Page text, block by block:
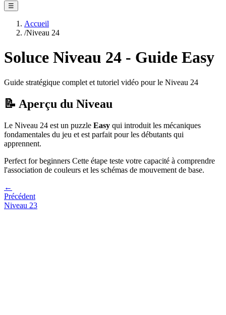
☰
Accueil
/Niveau 24
Soluce Niveau 24 - Guide Easy
Guide stratégique complet et tutoriel vidéo pour le Niveau 24
📝 Aperçu du Niveau
Le Niveau 24 est un puzzle Easy qui introduit les mécaniques
fondamentales du jeu et est parfait pour les débutants qui
apprennent.
Perfect for beginners Cette étape teste votre capacité à comprendre
l'association de couleurs et les schémas de mouvement de base.
←
Précédent
Niveau 23